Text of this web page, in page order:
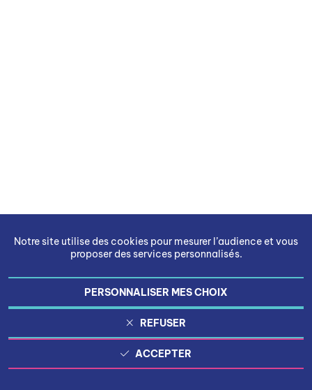
Notre site utilise des cookies pour mesurer l’audience et vous
proposer des services personnalisés.
PERSONNALISER MES CHOIX
REFUSER
ACCEPTER